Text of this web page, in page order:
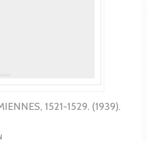
1521-1529. (1939).